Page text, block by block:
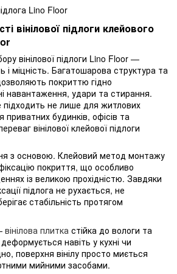
вінілової підлоги клейового
вінілової підлоги Lino Floor —
і міцність. Багатошарова структура та
покриттю гідно
навантаження, удари та стирання.
підходить не лише для житлових
будинків, офісів та
вінілової клейової підлоги
з основою. Клейовий метод монтажу
покриття, що особливо
із великою прохідністю. Завдяки
підлога не рухається, не
стабільність протягом
вінілова плитка стійка до вологи та
навіть у кухні чи
поверхня вінілу просто миється
мийними засобами.